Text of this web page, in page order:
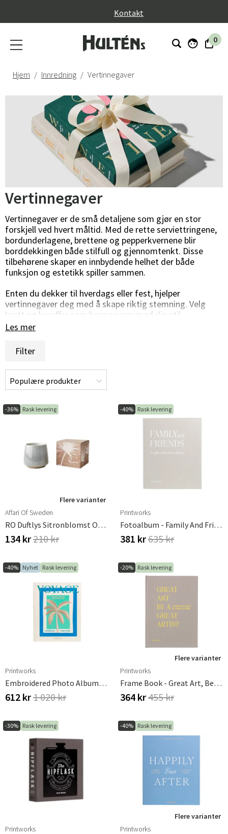
Kontakt
0
Hjem Innredning Vertinnegaver
Vertinnegaver
Vertinnegaver er de små detaljene som gjør en stor
forskjell ved hvert måltid. Med de rette serviettringene,
bordunderlagene, brettene og pepperkvernene blir
borddekkingen både stilfull og gjennomtenkt. Disse
tilbehørene skaper en innbydende helhet der både
funksjon og estetikk spiller sammen.
Enten du dekker til hverdags eller fest, hjelper
vertinnegaver deg med å skape riktig stemning. Velg
brett og karaffer som harmonerer med din stil,
kompletter med vakre serviettringer og bordunderlag
til en hyggelig atmosfære.
Høykvalitets vertinnegaver gjør det enkelt å kombinere
praktiske funksjoner med en elegant følelse.
Gjennomtenkte materialvalg og tidløs design løfter både
Skap en personlig og innbydende borddekking der hver
detalj får sin plass, og der hvert måltid blir noe å huske.
Les mer
Filter
-36% Rask levering
Flere varianter
Affari Of Sweden
RO Duftlys Sitronblomst Og Grønn Te
134 kr210 kr
-40% Rask levering
Printworks
Fotoalbum - Family And Friends
381 kr635 kr
-40% Nyhet Rask levering
Printworks
Embroidered Photo Album - Voyage
612 kr1 020 kr
-20% Rask levering
Flere varianter
Printworks
Frame Book - Great Art, Beige
364 kr455 kr
-30% Rask levering
Printworks
-40% Rask levering
Flere varianter
Printworks